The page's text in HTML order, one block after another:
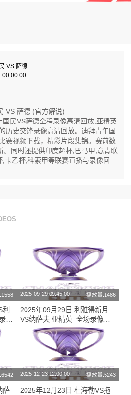
VS 萨德
00:00:00
VS 萨德 (官方解说)
民VS萨德全程录像高清回放,亚精英
历史交锋录像高清回放。迪拜青年国
赛视频下载，精彩片段集锦。赛前数
。同时还提供印度超杯,巴马甲,意青联
卡乙杯,科索甲等联赛直播与录像回
像
2025-09-29 09:45:00 播放量:1486
2025年09月29日 利雅得新月
VS纳萨夫 亚精英_全场录像
【视频集锦】
萨
2025-12-23 12:00:00 播放量:5243
2025年12月23日 杜海勒VS拖